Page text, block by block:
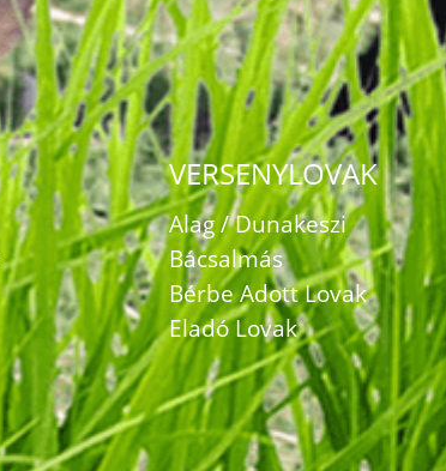
VERSENYLOVAK
Alag / Dunakeszi
Bácsalmás
Bérbe Adott Lovak
Eladó Lovak